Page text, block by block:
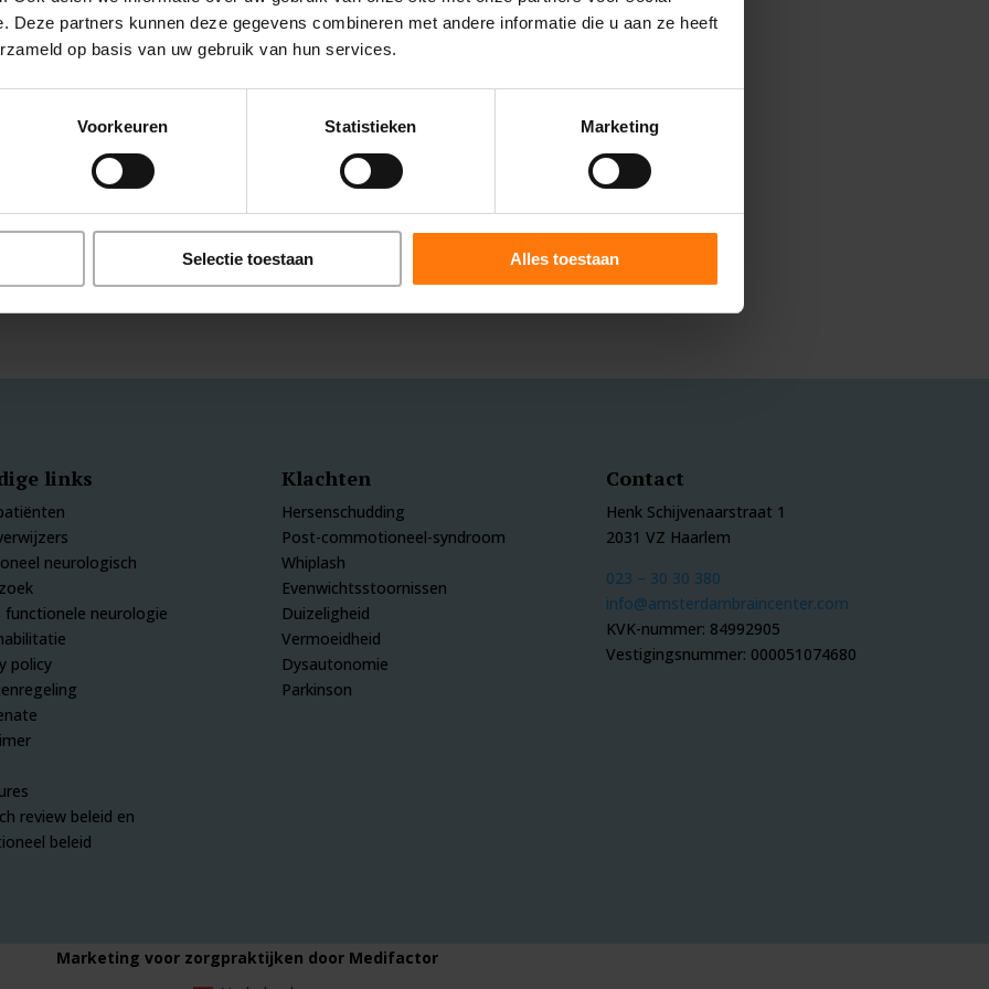
Deze partners kunnen deze gegevens combineren met andere informatie die u aan ze heeft
op basis van uw gebruik van hun services.
Voorkeuren Statistieken Marketing
Selectie toestaan Alles toestaan
(POTS)
Na een trauma of hersenschudding,
kunnen er allerlei systemen ontregeld
hoofdpijn of concentratie klachten na een
hersenschudding.
LEES MEER
links
neurologisch
functionele neurologie
policy
review beleid en
beleid
Klachten
Hersenschudding
Post-commotioneel-syndroom
Whiplash
Evenwichtsstoornissen
Duizeligheid
Vermoeidheid
Dysautonomie
Parkinson
Contact
Henk Schijvenaarstraat 1
2031 VZ Haarlem
023 – 30 30 380
info@amsterdambraincenter.com
KVK-nummer: 84992905
Vestigingsnummer: 000051074680
Marketing voor zorgpraktijken door Medifactor